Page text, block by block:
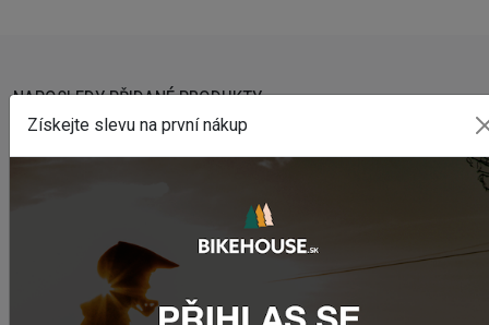
NAPOSLEDY PŘIDANÉ PRODUKTY
Sedlo CHROMAG LIMBER
Zimušné Rukavice CHROMAG SIGNAL
1 104,44 Kč
Získejte slevu na první nákup